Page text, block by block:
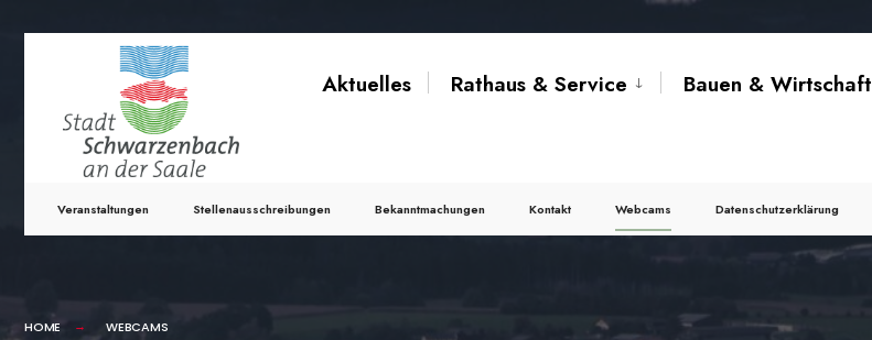
Aktuelles Rathaus & Service Bauen & Wirtschaft
Veranstaltungen Stellenausschreibungen Bekanntmachungen Kontakt Webcams Datenschutzerklärung
HOME WEBCAMS